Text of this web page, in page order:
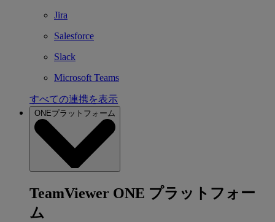
Jira
Salesforce
Slack
Microsoft Teams
すべての連携を表示
ONEプラットフォーム
TeamViewer ONE プラットフォー
ム